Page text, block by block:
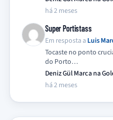
há 2 meses
Super Portistass
Em resposta a Luis
Tocaste no ponto
do Porto…
Deniz Gül Marca na
há 2 meses